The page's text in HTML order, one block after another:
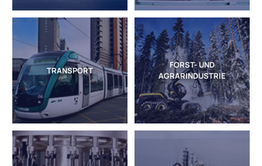
TRANSPORT
FORST- UND
AGRARINDUSTRIE